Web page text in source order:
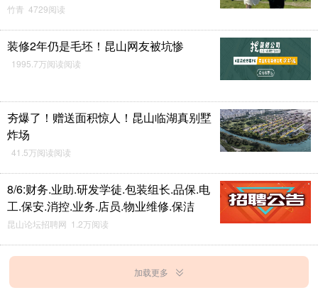
竹青 4729阅读
装修2年仍是毛坯！昆山网友被坑惨
1995.7万阅读阅读
夯爆了！赠送面积惊人！昆山临湖真别墅
炸场
41.5万阅读阅读
8/6:财务.业助.研发学徒.包装组长.品保.电
工.保安.消控.业务.店员.物业维修.保洁
昆山论坛招聘网 1.2万阅读
加载更多